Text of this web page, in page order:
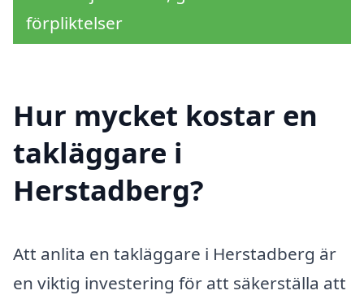
förpliktelser
Hur mycket kostar en
takläggare i
Herstadberg?
Att anlita en takläggare i Herstadberg är
en viktig investering för att säkerställa att